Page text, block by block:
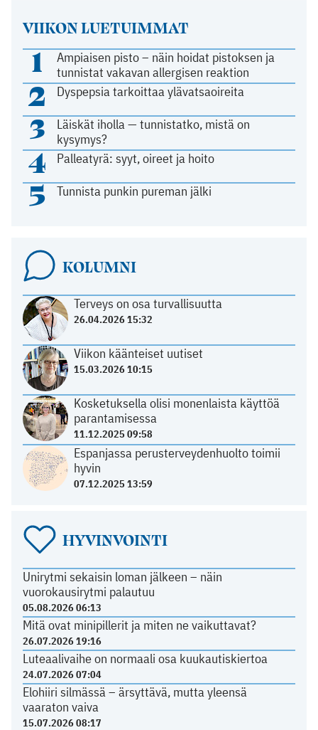
VIIKON LUETUIMMAT
1
Ampiaisen pisto – näin hoidat pistoksen ja
tunnistat vakavan allergisen reaktion
2 Dyspepsia tarkoittaa ylävatsaoireita
3
Läiskät iholla — tunnistatko, mistä on
kysymys?
4 Palleatyrä: syyt, oireet ja hoito
5 Tunnista punkin pureman jälki
KOLUMNI
Terveys on osa turvallisuutta
26.04.2026 15:32
Viikon käänteiset uutiset
15.03.2026 10:15
Kosketuksella olisi monenlaista käyttöä
parantamisessa
11.12.2025 09:58
Espanjassa perusterveydenhuolto toimii
hyvin
07.12.2025 13:59
HYVINVOINTI
Unirytmi sekaisin loman jälkeen – näin
vuorokausirytmi palautuu
05.08.2026 06:13
Mitä ovat minipillerit ja miten ne vaikuttavat?
26.07.2026 19:16
Luteaalivaihe on normaali osa kuukautiskiertoa
24.07.2026 07:04
Elohiiri silmässä – ärsyttävä, mutta yleensä
vaaraton vaiva
15.07.2026 08:17